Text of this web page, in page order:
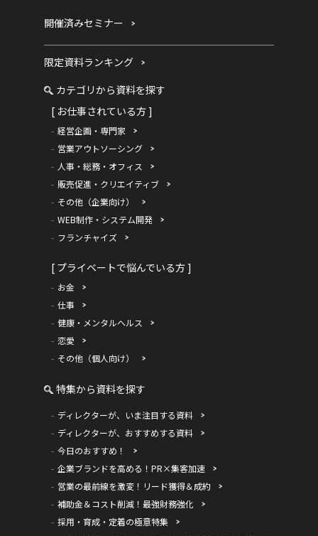
開催済みセミナー
限定資料ランキング
カテゴリから資料を探す
[ お仕事されている方 ]
経営企画・専門家
営業アウトソーシング
人事・総務・オフィス
販売促進・クリエイティブ
その他（企業向け）
WEB制作・システム開発
フランチャイズ
[ プライベートで悩んでいる方 ]
お金
仕事
健康・メンタルヘルス
恋愛
その他（個人向け）
特集から資料を探す
ディレクターが、いま注目する資料
ディレクターが、おすすめする資料
今日のおすすめ！
企業ブランドを高める！PR×集客加速
営業の最前線を激変！リード獲得＆成約
補助金＆コスト削減！最強財務強化
採用・育成・定着の極意特集